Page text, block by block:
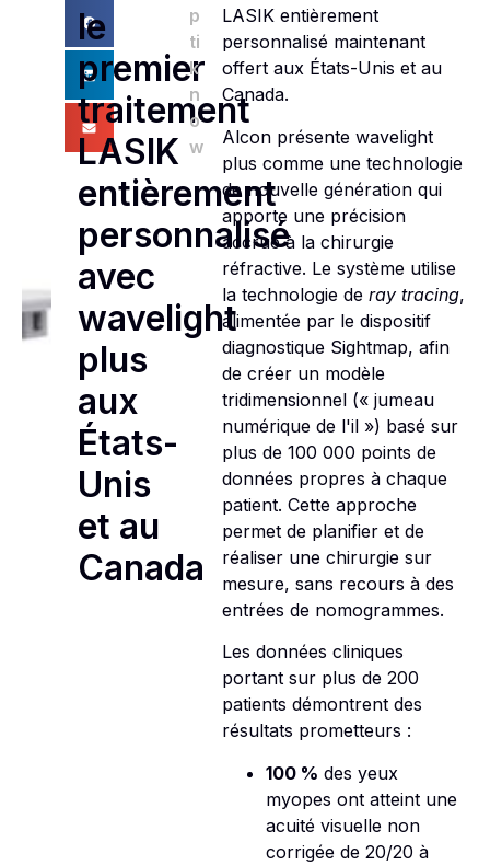
le
premier
traitement
LASIK
entièrement
personnalisé
avec
wavelight
plus
aux
États-
Unis
et au
Canada
p
ti
k
n
o
w
LASIK entièrement
personnalisé maintenant
offert aux États-Unis et au
Canada.
Alcon présente wavelight
plus comme une technologie
de nouvelle génération qui
apporte une précision
accrue à la chirurgie
réfractive. Le système utilise
la technologie deray tracing,
alimentée par le dispositif
diagnostique Sightmap, afin
de créer un modèle
tridimensionnel (« jumeau
numérique de l'il ») basé sur
plus de 100 000 points de
données propres à chaque
patient. Cette approche
permet de planifier et de
réaliser une chirurgie sur
mesure, sans recours à des
entrées de nomogrammes.
Les données cliniques
portant sur plus de 200
patients démontrent des
résultats prometteurs :
100 % des yeux
myopes ont atteint une
acuité visuelle non
corrigée de 20/20 à